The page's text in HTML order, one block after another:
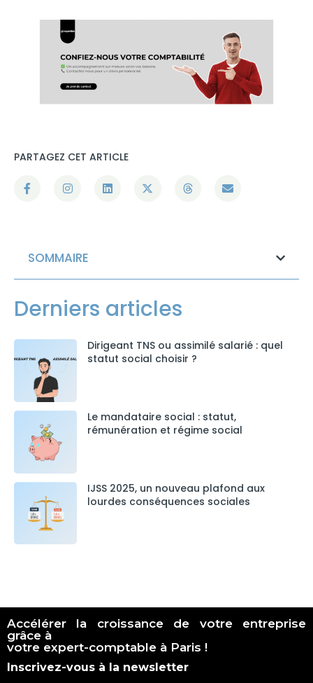
SOMMAIRE
Derniers articles
Dirigeant TNS ou assimilé salarié : quel
statut social choisir ?
Le mandataire social : statut,
rémunération et régime social
IJSS 2025, un nouveau plafond aux
lourdes conséquences sociales
PARTAGEZ CET ARTICLE
Accélérer la croissance de votre entreprise
grâce à
votre expert-comptable à Paris !
Inscrivez-vous à la newsletter